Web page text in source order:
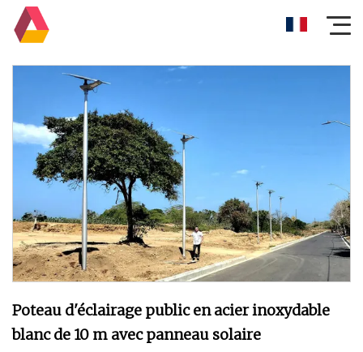
Poteau d'éclairage public en acier inoxydable
blanc de 10 m avec panneau solaire